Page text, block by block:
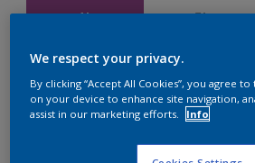
1L 5L
Quantité Calculateur de
We respect your privacy.
By clicking “Accept All Cookies”, you agree
on your device to enhance site navigation,
assist in our marketing efforts.
Info